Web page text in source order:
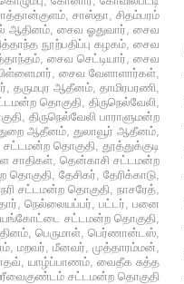
, சாஸ்தா, சிதம்பரம்
ஆதினம், சைவ ஓதுவார், சைவ
நூற்பதிப்பு கழகம், சைவ
, சைவ செட்டியார், சைவ
, சைவ வேளாளார்கள்,
, தருமபுர ஆதீனம், தாமிரபரணி,
தொகுதி, திருநெல்வேலி,
, திருநெல்வேலி பாராளுமன்ற
ஆதீனம், துலாவூர் ஆதீனம்,
சட்டமன்ற தொகுதி, தூத்துக்குடி
சாதிகள், தென்காசி சட்டமன்ற
தொகுதி, தேசிகர், தேரிக்காடு,
சட்டமன்ற தொகுதி, நாசரேத்,
, நெல்லையப்பர், பட்டர், பனை
சட்டமன்ற தொகுதி,
, பெருமாள், பெர்ணான்டஸ்,
, மறவர், மீனவர், முத்தாரம்மன்,
, யாழ்ப்பாணம், வைதீக சுத்த
சட்டமன்ற தொகுதி